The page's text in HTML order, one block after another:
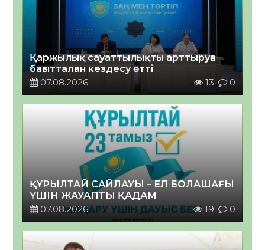
Қаржылық сауаттылықты арттыруға
бағытталған кездесу өтті
07.08.2026
13 0
ҚҰРЫЛТАЙ САЙЛАУЫ – ЕЛ БОЛАШАҒЫ
ҮШІН ЖАУАПТЫ ҚАДАМ
07.08.2026
19 0